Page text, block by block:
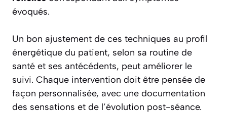
évoqués.
Un bon ajustement de ces techniques au profil
énergétique du patient, selon sa routine de
santé et ses antécédents, peut améliorer le
suivi. Chaque intervention doit être pensée de
façon personnalisée, avec une documentation
des sensations et de l’évolution post-séance.